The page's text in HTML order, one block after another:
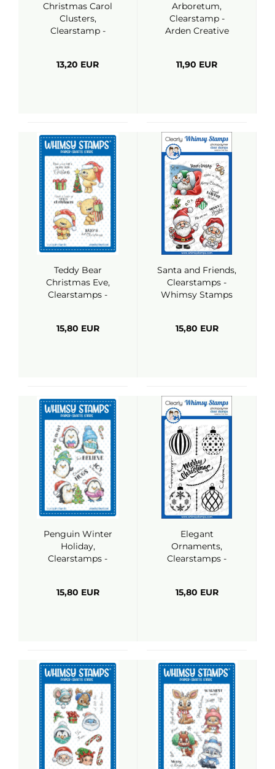
Christmas Carol
Clusters,
Clearstamp -
13,20 EUR
Arboretum,
Clearstamp -
Arden Creative
11,90 EUR
Teddy Bear
Christmas Eve,
Clearstamps -
15,80 EUR
Santa and Friends,
Clearstamps -
Whimsy Stamps
15,80 EUR
Penguin Winter
Holiday,
Clearstamps -
15,80 EUR
Elegant
Ornaments,
Clearstamps -
15,80 EUR